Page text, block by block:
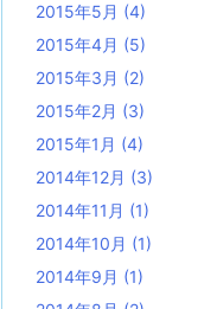
2015年5月 (4)
2015年4月 (5)
2015年3月 (2)
2015年2月 (3)
2015年1月 (4)
2014年12月 (3)
2014年11月 (1)
2014年10月 (1)
2014年9月 (1)